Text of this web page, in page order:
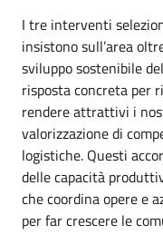
I tre interventi
insistono sull’area
sviluppo sostenibile
risposta concreta per
rendere attrattivi i
valorizzazione di
logistiche. Questi
delle capacità
che coordina opere e
per far crescere le